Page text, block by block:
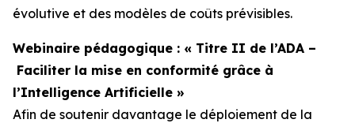
évolutive et des modèles de coûts prévisibles.
Webinaire pédagogique : « Titre II de l’ADA –
Faciliter la mise en conformité grâce à
l’Intelligence Artificielle »
Afin de soutenir davantage le déploiement de la